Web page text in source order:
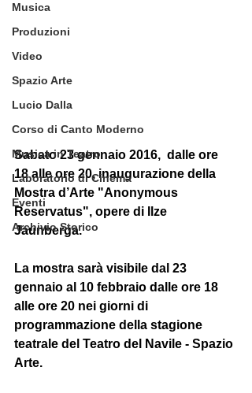
Musica
Produzioni
Video
Spazio Arte
Lucio Dalla
Corso di Canto Moderno
Musica in Teatro
Laboratorio di Cinema
Eventi
Archivio Storico
Sabato 23 gennaio 2016,  dalle ore
18 alle ore 20, inaugurazione della
Mostra d’Arte "Anonymous
Reservatus", opere di Ilze
Jaunberga.
La mostra sarà visibile dal 23
gennaio al 10 febbraio dalle ore 18
alle ore 20 nei giorni di
programmazione della stagione
teatrale del Teatro del Navile - Spazio
Arte.